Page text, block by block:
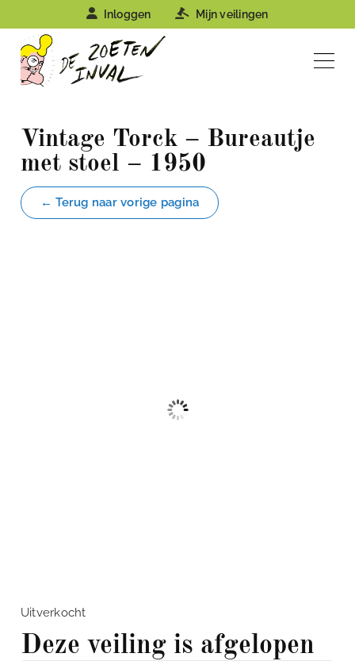
Inloggen Mijn veilingen
Vintage Torck – Bureautje
met stoel – 1950
← Terug naar vorige pagina
Uitverkocht
Deze veiling is afgelopen